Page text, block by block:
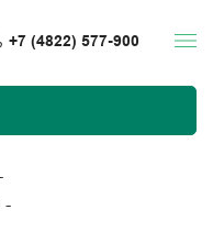
+7 (4822) 577-900